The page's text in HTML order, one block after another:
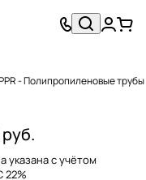
- Полипропиленовые
указана с учётом
22%